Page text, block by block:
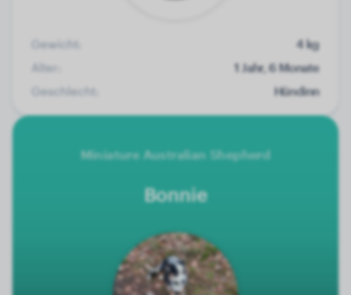
Gewicht:
4 kg
Alter:
1 Jahr, 6 Monate
Geschlecht:
Hündinn
Miniature Australian Shepherd
Bonnie